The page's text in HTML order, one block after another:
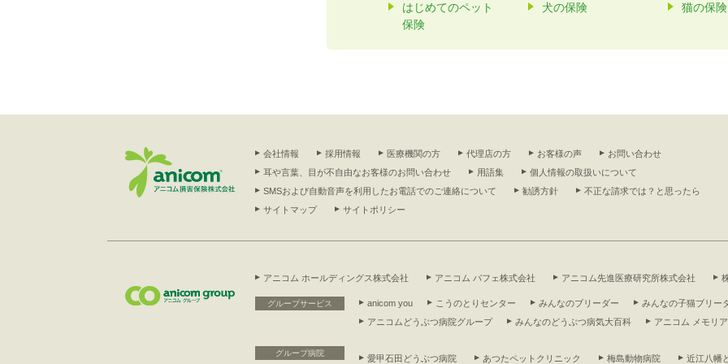
はじめてのペット
保険
犬の保険 猫の保険
会社情報 採用情報 医療機関の方 代理店の方 お客様の声
お問い合わせ
耳や言葉、目が不自由なお客様のお問い合わせ
用語集
個人情報の取扱いについて
SMSおよび自動音声を利用したお電話でのご連絡について
勧誘方針
不正な請求では？と思ったら
サイトマップ
サイトポリシー
アニコム ホールディングス株式会社 アニコム パフェ株式会社 アニコム先進医療研究所株式会社
グループサービス anicom you こうのとりセンター みんなのブリーダー
みんなの子猫ブリー
アニコムどうぶつ病院グループ
みんなのどうぶつ病気大百科 アニコム メモリ
グループ病院
愛甲石田どうぶつ病院 あつたペットクリニック 梅島動物病院 近江八幡